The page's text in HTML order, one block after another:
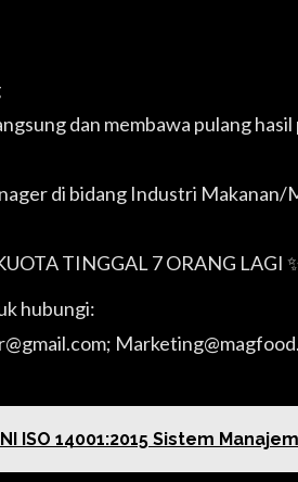
dan membawa pulang
di bidang Industri
TINGGAL 7 ORANG LAGI
hubungi:
ISO 14001:2015 Sistem